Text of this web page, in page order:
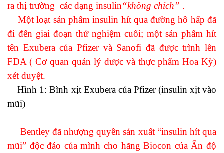
ra thị trường các dạng insulin“không chích” .
Một loạt sản phẩm insulin hít qua đường hô hấp đã
đi đến giai đoạn thử nghiệm cuối; một sản phẩm hít
tên Exubera của Pfizer và Sanofi đã được trình lên
FDA ( Cơ quan quản lý dược và thực phẩm Hoa Kỳ)
xét duyệt.
Hình 1: Bình xịt Exubera của Pfizer (insulin xịt vào
mũi)
Bentley đã nhượng quyền sản xuất “insulin hít qua
mũi” độc đáo của mình cho hãng Biocon của Ấn độ